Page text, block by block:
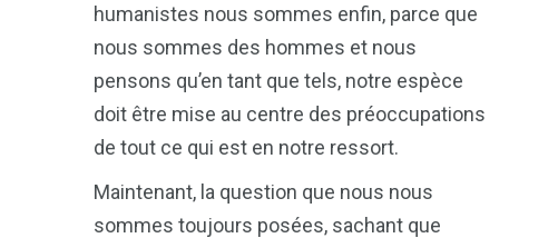
humanistes nous sommes enfin, parce que
nous sommes des hommes et nous
pensons qu’en tant que tels, notre espèce
doit être mise au centre des préoccupations
de tout ce qui est en notre ressort.
Maintenant, la question que nous nous
sommes toujours posées, sachant que